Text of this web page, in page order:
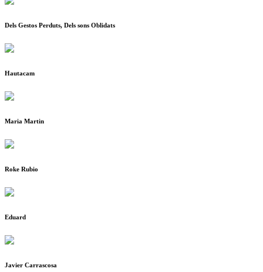
Dels Gestos Perduts, Dels sons Oblidats
Hautacam
Maria Martin
Roke Rubio
Eduard
Javier Carrascosa